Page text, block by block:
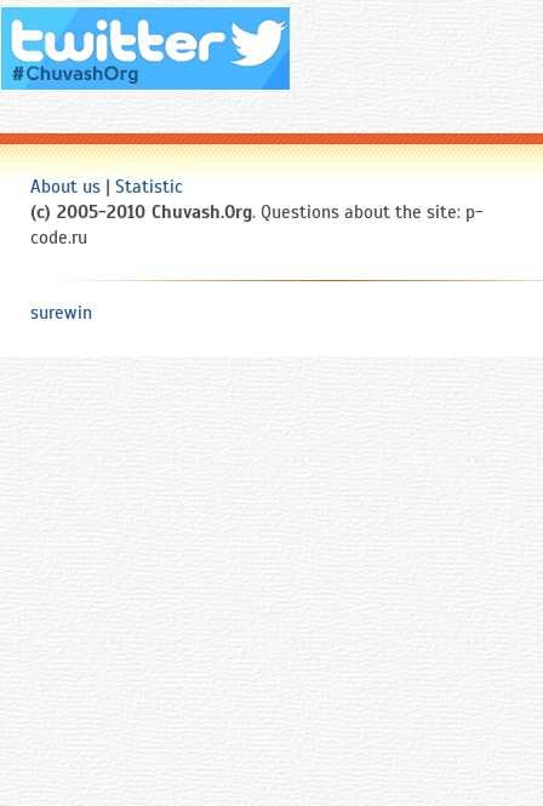
About us | Statistic
(c) 2005-2010 Chuvash.Org. Questions about the site: p-
code.ru
surewin